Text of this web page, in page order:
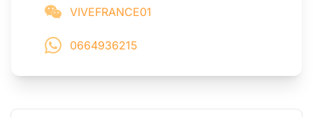
VIVEFRANCE01
0664936215